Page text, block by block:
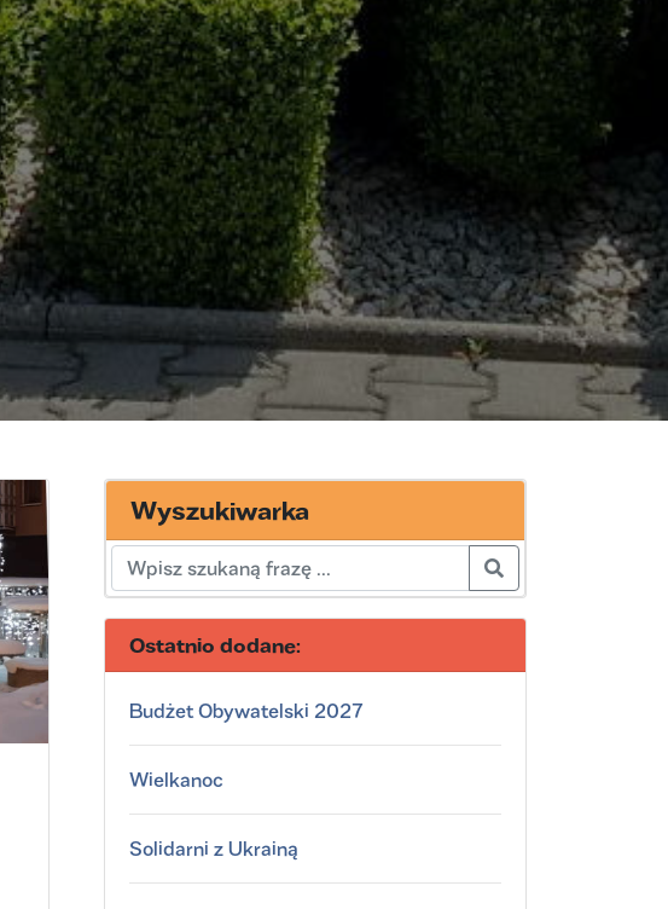
Wyszukiwarka
Ostatnio dodane:
Budżet Obywatelski 2027
Wielkanoc
Solidarni z Ukrainą